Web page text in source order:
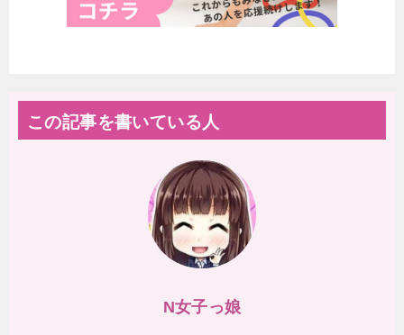
この記事を書いている人
N女子っ娘